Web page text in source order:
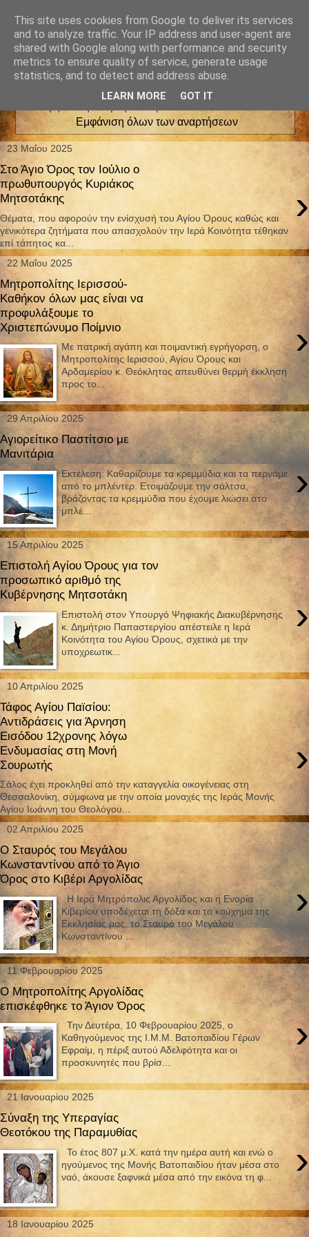
Εμφάνιση όλων των αναρτήσεων
23 Μαΐου 2025
Στο Άγιο Όρος τον Ιούλιο ο
πρωθυπουργός Κυριάκος
Μητσοτάκης
›
Θέματα, που αφορούν την ενίσχυσή του Αγίου Όρους καθώς και
γενικότερα ζητήματα που απασχολούν την Ιερά Κοινότητα τέθηκαν
επί τάπητος κα...
22 Μαΐου 2025
Μητροπολίτης Ιερισσού-
Καθήκον όλων μας είναι να
προφυλάξουμε το
Χριστεπώνυμο Ποίμνιο
›
Με πατρική αγάπη και ποιμαντική εγρήγορση, ο
Μητροπολίτης Ιερισσού, Αγίου Όρους και
Αρδαμερίου κ. Θεόκλητος απευθύνει θερμή έκκληση
προς το...
29 Απριλίου 2025
Αγιορείτικο Παστίτσιο με
Μανιτάρια
›
Εκτέλεση: Καθαρίζουμε τα κρεμμύδια και τα περνάμε
από το μπλέντερ. Ετοιμάζουμε την σάλτσα,
βράζοντας τα κρεμμύδια που έχουμε λιώσει στο
μπλέ...
15 Απριλίου 2025
Επιστολή Αγίου Όρους για τον
προσωπικό αριθμό της
Κυβέρνησης Μητσοτάκη
›
Επιστολή στον Υπουργό Ψηφιακής Διακυβέρνησης
κ. Δημήτριο Παπαστεργίου απέστειλε η Ιερά
Κοινότητα του Αγίου Όρους, σχετικά με την
υποχρεωτικ...
10 Απριλίου 2025
Τάφος Αγίου Παϊσίου:
Αντιδράσεις για Άρνηση
Εισόδου 12χρονης λόγω
Ενδυμασίας στη Μονή
Σουρωτής
›
Σάλος έχει προκληθεί από την καταγγελία οικογένειας στη
Θεσσαλονίκη, σύμφωνα με την οποία μοναχές της Ιεράς Μονής
Αγίου Ιωάννη του Θεολόγου...
02 Απριλίου 2025
Ο Σταυρός του Μεγάλου
Κωνσταντίνου από το Άγιο
Όρος στο Κιβέρι Αργολίδας
›
Η Ιερά Μητρόπολις Αργολίδος και η Ενορία
Κιβερίου υποδέχεται τη δόξα και το καύχημα της
Εκκλησίας μας, το Σταυρό του Μεγάλου
Κωνσταντίνου ...
11 Φεβρουαρίου 2025
Ο Μητροπολίτης Αργολίδας
επισκέφθηκε το Άγιον Όρος
›
Την Δευτέρα, 10 Φεβρουαρίου 2025, ο
Καθηγούμενος της Ι.Μ.Μ. Βατοπαιδίου Γέρων
Εφραίμ, η πέριξ αυτού Αδελφότητα και οι
προσκυνητές που βρίσ...
21 Ιανουαρίου 2025
Σύναξη της Υπεραγίας
Θεοτόκου της Παραμυθίας
›
Το έτος 807 μ.Χ. κατά την ημέρα αυτή και ενώ ο
ηγούμενος της Μονής Βατοπαιδίου ήταν μέσα στο
ναό, άκουσε ξαφνικά μέσα από την εικόνα τη φ...
18 Ιανουαρίου 2025
This site uses cookies from Google to deliver its services
and to analyze traffic. Your IP address and user-agent are
shared with Google along with performance and security
metrics to ensure quality of service, generate usage
statistics, and to detect and address abuse.
LEARN MORE GOT IT